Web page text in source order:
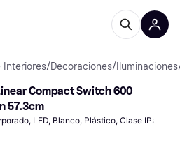
Interiores/Decoraciones/ Iluminaciones
Compact Switch 600
57.3cm
LED, Blanco, Plástico, Clase IP: